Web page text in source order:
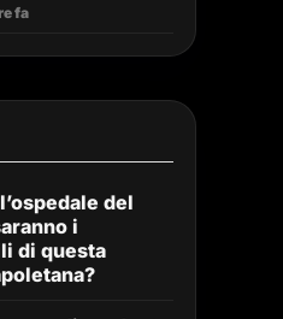
fa
del
i
di questa